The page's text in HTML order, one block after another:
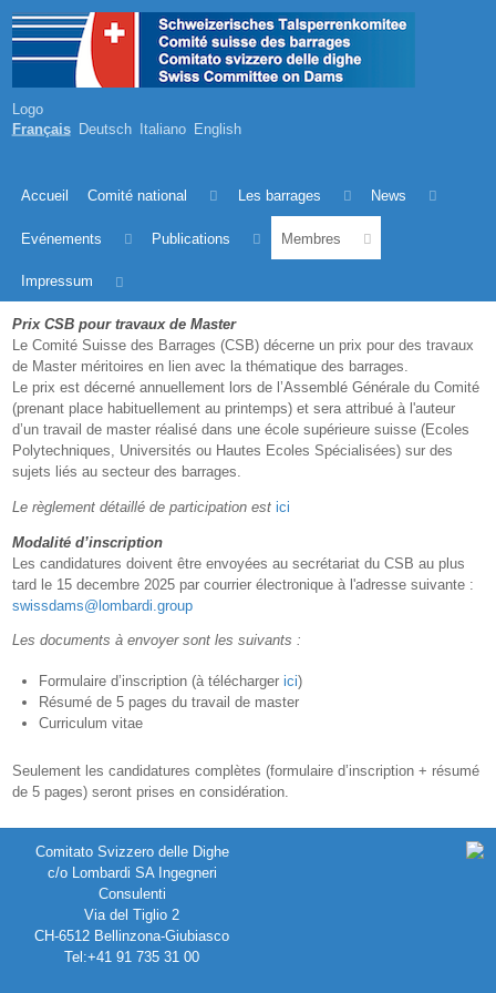
Logo
Français Deutsch Italiano English
Accueil Comité national Les barrages News
Evénements Publications Membres
Impressum
Prix CSB pour travaux de Master
Le Comité Suisse des Barrages (CSB) décerne un prix pour des travaux
de Master méritoires en lien avec la thématique des barrages.
Le prix est décerné annuellement lors de l’Assemblé Générale du Comité
(prenant place habituellement au printemps) et sera attribué à l'auteur
d’un travail de master réalisé dans une école supérieure suisse (Ecoles
Polytechniques, Universités ou Hautes Ecoles Spécialisées) sur des
sujets liés au secteur des barrages.
Le règlement détaillé de participation est ici
Modalité d’inscription
Les candidatures doivent être envoyées au secrétariat du CSB au plus
tard le 15 decembre 2025 par courrier électronique à l'adresse suivante :
swissdams@lombardi.group
Les documents à envoyer sont les suivants :
Formulaire d’inscription (à télécharger ici)
Résumé de 5 pages du travail de master
Curriculum vitae
Seulement les candidatures complètes (formulaire d’inscription + résumé
de 5 pages) seront prises en considération.
Comitato Svizzero delle Dighe
c/o Lombardi SA Ingegneri
Consulenti
Via del Tiglio 2
CH-6512 Bellinzona-Giubiasco
Tel:+41 91 735 31 00